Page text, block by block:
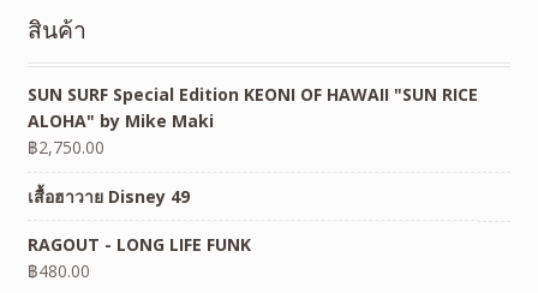
สินค้า
SUN SURF Special Edition KEONI OF HAWAII "SUN RICE
ALOHA" by Mike Maki
฿2,750.00
เสื้อฮาวาย Disney 49
RAGOUT - LONG LIFE FUNK
฿480.00